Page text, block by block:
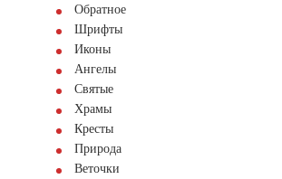
Обратное
Шрифты
Иконы
Ангелы
Святые
Храмы
Кресты
Природа
Веточки